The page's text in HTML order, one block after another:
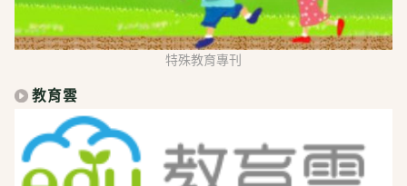
特殊教育專刊
教育雲